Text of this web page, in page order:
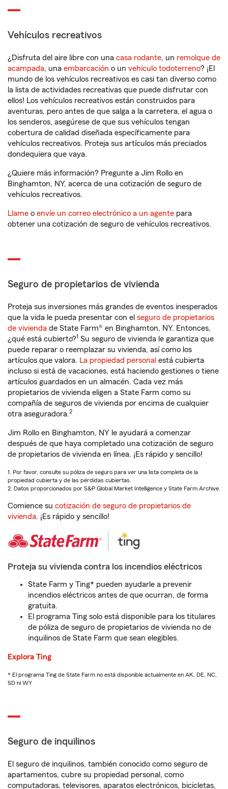
Vehículos recreativos
¿Disfruta del aire libre con una casa rodante, un remolque de
acampada, una embarcación o un vehículo todoterreno? ¡El
mundo de los vehículos recreativos es casi tan diverso como
la lista de actividades recreativas que puede disfrutar con
ellos! Los vehículos recreativos están construidos para
aventuras, pero antes de que salga a la carretera, el agua o
los senderos, asegúrese de que sus vehículos tengan
cobertura de calidad diseñada específicamente para
vehículos recreativos. Proteja sus artículos más preciados
dondequiera que vaya.
¿Quiere más información? Pregunte a Jim Rollo en
Binghamton, NY, acerca de una cotización de seguro de
vehículos recreativos.
Llame o envíe un correo electrónico a un agente para
obtener una cotización de seguro de vehículos recreativos.
Seguro de propietarios de vivienda
Proteja sus inversiones más grandes de eventos inesperados
que la vida le pueda presentar con el seguro de propietarios
de vivienda de State Farm® en Binghamton, NY. Entonces,
¿qué está cubierto?1 Su seguro de vivienda le garantiza que
puede reparar o reemplazar su vivienda, así como los
artículos que valora. La propiedad personal está cubierta
incluso si está de vacaciones, está haciendo gestiones o tiene
artículos guardados en un almacén. Cada vez más
propietarios de vivienda eligen a State Farm como su
compañía de seguros de vivienda por encima de cualquier
otra aseguradora.2
Jim Rollo en Binghamton, NY le ayudará a comenzar
después de que haya completado una cotización de seguro
de propietarios de vivienda en línea. ¡Es rápido y sencillo!
1. Por favor, consulte su póliza de seguro para ver una lista completa de la
propiedad cubierta y de las pérdidas cubiertas.
2. Datos proporcionados por S&P Global Market Intelligence y State Farm Archive.
Comience su cotización de seguro de propietarios de
vivienda. ¡Es rápido y sencillo!
Proteja su vivienda contra los incendios eléctricos
State Farm y Ting* pueden ayudarle a prevenir
incendios eléctricos antes de que ocurran, de forma
gratuita.
El programa Ting solo está disponible para los titulares
de póliza de seguro de propietarios de vivienda no de
inquilinos de State Farm que sean elegibles.
Explora Ting
* El programa Ting de State Farm no está disponible actualmente en AK, DE, NC,
SD ni WY
Seguro de inquilinos
El seguro de inquilinos, también conocido como seguro de
apartamentos, cubre su propiedad personal, como
computadoras, televisores, aparatos electrónicos, bicicletas,